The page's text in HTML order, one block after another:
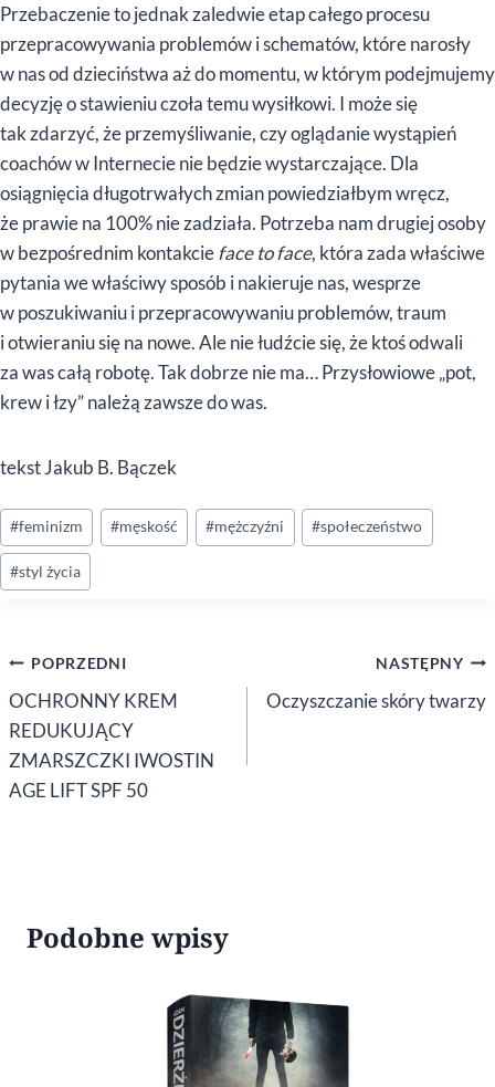
Przebaczenie to jednak zaledwie etap całego procesu
przepracowywania problemów i schematów, które narosły
w nas od dzieciństwa aż do momentu, w którym podejmujemy
decyzję o stawieniu czoła temu wysiłkowi. I może się
tak zdarzyć, że przemyśliwanie, czy oglądanie wystąpień
coachów w Internecie nie będzie wystarczające. Dla
osiągnięcia długotrwałych zmian powiedziałbym wręcz,
że prawie na 100% nie zadziała. Potrzeba nam drugiej osoby
w bezpośrednim kontakcie face to face, która zada właściwe
pytania we właściwy sposób i nakieruje nas, wesprze
w poszukiwaniu i przepracowywaniu problemów, traum
i otwieraniu się na nowe. Ale nie łudźcie się, że ktoś odwali
za was całą robotę. Tak dobrze nie ma… Przysłowiowe „pot,
krew i łzy” należą zawsze do was.
tekst Jakub B. Bączek
Tagi
wpisu:
#feminizm #męskość #mężczyźni #społeczeństwo
#styl życia
Nawigacja
wpisu
POPRZEDNI
OCHRONNY KREM
REDUKUJĄCY
ZMARSZCZKI IWOSTIN
AGE LIFT SPF 50
NASTĘPNY
Oczyszczanie skóry twarzy
Podobne wpisy